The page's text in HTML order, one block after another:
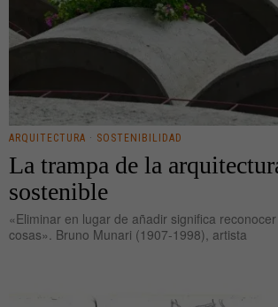
ARQUITECTURA · SOSTENIBILIDAD
La trampa de la
sostenible
«Eliminar en lugar de añadir significa
cosas». Bruno Munari (1907-1998), artista